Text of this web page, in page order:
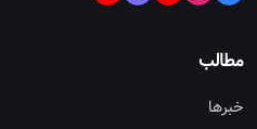
مطالب
خبرها